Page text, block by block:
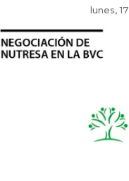
lunes,